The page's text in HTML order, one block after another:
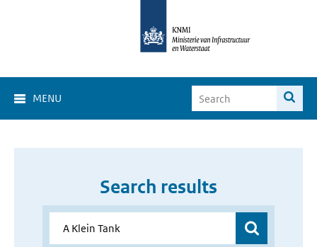
MENU
Search results